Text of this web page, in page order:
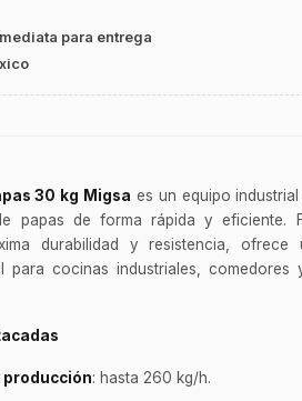
para entrega
30 kg Migsa es un equipo
papas de forma rápida y eficiente.
durabilidad y resistencia, ofrece
para cocinas industriales,
producción: hasta 260 kg/h.